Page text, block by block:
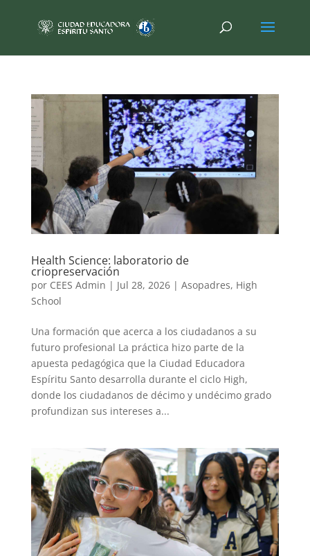
Health Science: laboratorio de
criopreservación
por CEES Admin | Jul 28, 2026| Asopadres, High
School
Una formación que acerca a los ciudadanos a su
futuro profesional La práctica hizo parte de la
apuesta pedagógica que la Ciudad Educadora
Espíritu Santo desarrolla durante el ciclo High,
donde los ciudadanos de décimo y undécimo grado
profundizan sus intereses a...